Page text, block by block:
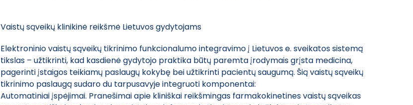
Vaistų sąveikų klinikinė reikšmė Lietuvos gydytojams
Elektroninio vaistų sąveikų tikrinimo funkcionalumo integravimo į Lietuvos e. sveikatos sistemą
tikslas – užtikrinti, kad kasdienė gydytojo praktika būtų paremta įrodymais grįsta medicina,
pagerinti įstaigos teikiamų paslaugų kokybę bei užtikrinti pacientų saugumą. Šią vaistų sąveikų
tikrinimo paslaugą sudaro du tarpusavyje integruoti komponentai:
Automatiniai įspėjimai. Pranešimai apie kliniškai reikšmingas farmakokinetines vaistų sąveikas